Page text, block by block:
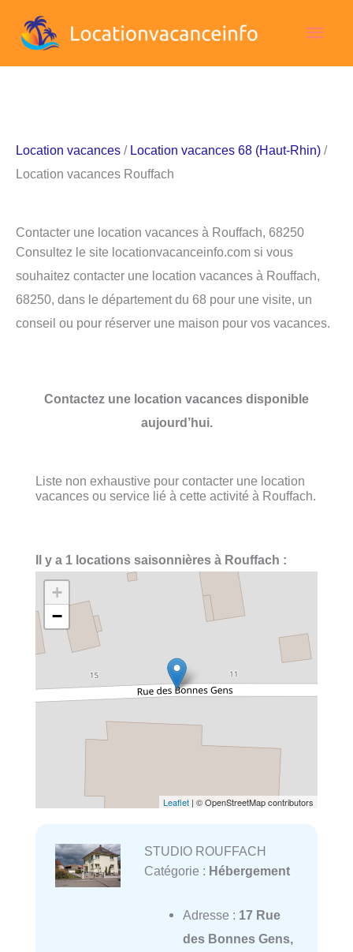
Location vacances / Location vacances 68 (Haut-Rhin) /
Location vacances Rouffach
Contacter une location vacances à Rouffach, 68250
Consultez le site locationvacanceinfo.com si vous
souhaitez contacter une location vacances à Rouffach,
68250, dans le département du 68 pour une visite, un
conseil ou pour réserver une maison pour vos vacances.
Contactez une location vacances disponible
aujourd’hui.
Liste non exhaustive pour contacter une location
vacances ou service lié à cette activité à Rouffach.
Il y a 1 locations saisonnières à Rouffach :
+
−
Leaflet | © OpenStreetMap contributors
STUDIO ROUFFACH
Catégorie : Hébergement
Adresse : 17 Rue
des Bonnes Gens,